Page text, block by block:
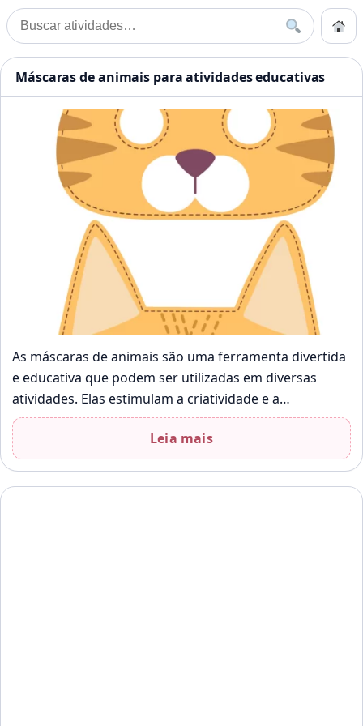
Pular para o conteúdo
Buscar por:
Buscar
Início
Início»Animais
Atividades Educação
Máscaras de animais para atividades educativas
As máscaras de animais são uma ferramenta divertida
e educativa que podem ser utilizadas em diversas
atividades. Elas estimulam a criatividade e a
imaginação das crianças, permitindo que…
Leia mais